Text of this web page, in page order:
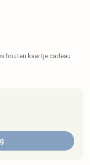
houten kaartje cadeau